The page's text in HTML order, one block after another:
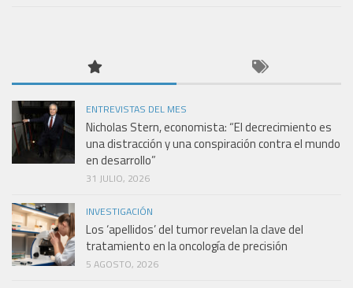
ENTREVISTAS DEL MES
Nicholas Stern, economista: “El decrecimiento es
una distracción y una conspiración contra el mundo
en desarrollo”
31 JULIO, 2026
INVESTIGACIÓN
Los ‘apellidos’ del tumor revelan la clave del
tratamiento en la oncología de precisión
5 AGOSTO, 2026